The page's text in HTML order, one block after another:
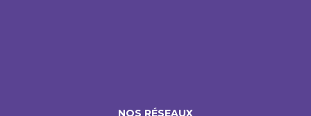
NOS RÉSEAUX